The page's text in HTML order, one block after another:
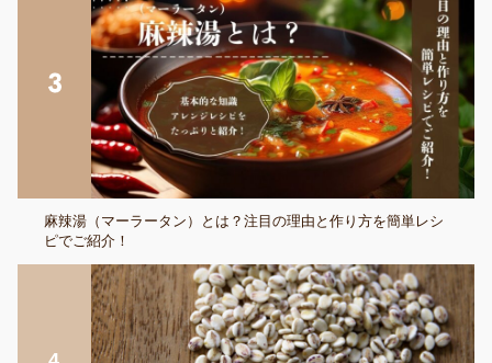
麻辣湯（マーラータン）とは？注目の理由と作り方を簡単レシ
ピでご紹介！